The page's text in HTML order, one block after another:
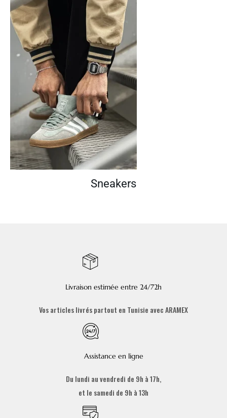
Sneakers
Livraison estimée entre 24/72h
Vos articles livrés partout en Tunisie avec ARAMEX
Assistance en ligne
Du lundi au vendredi de 9h à 17h,
et le samedi de 9h à 13h